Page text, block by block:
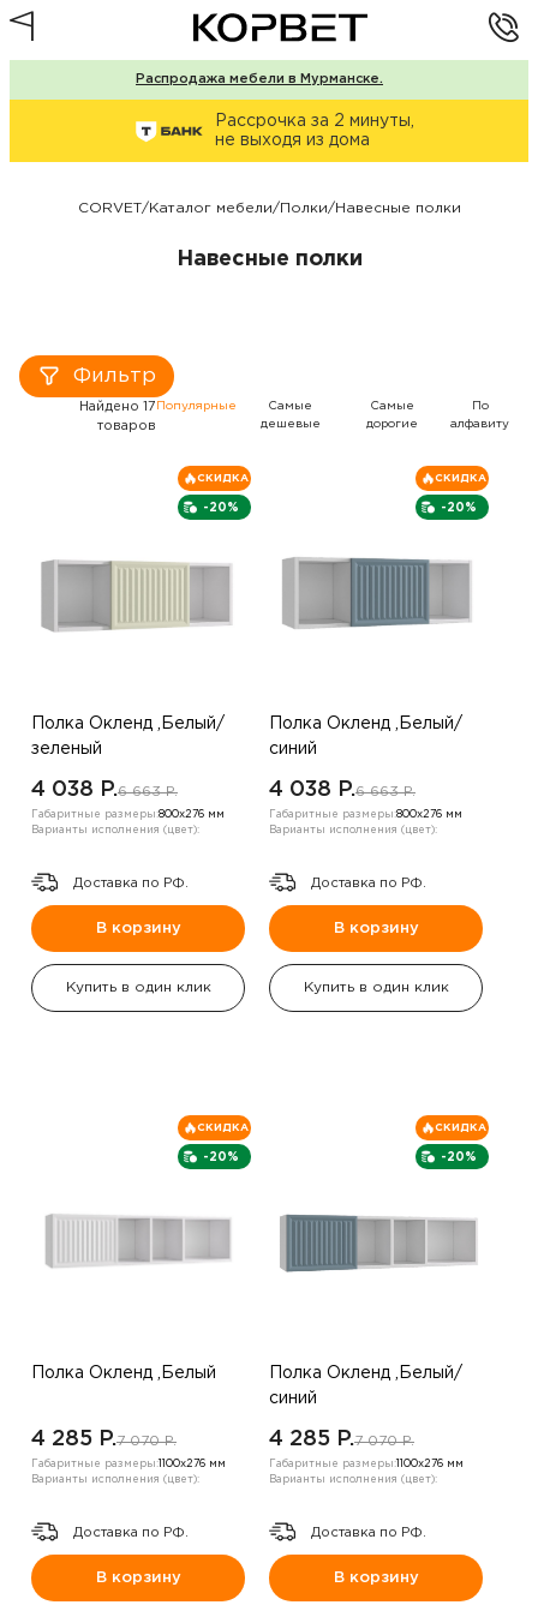
Распродажа мебели в Мурманске.
Рассрочка за 2 минуты,
не выходя из дома
CORVET/Каталог мебели/Полки/Навесные полки
Навесные полки
Фильтр
Найдено 17
товаров
Популярные
Самые
дешевые
Самые
дорогие
По
алфавиту
-20%
СКИДКА
Полка Окленд ,Белый/
зеленый
4 038 P.6 663 P.
Габаритные размеры:800х276 мм
Варианты исполнения (цвет):
Доставка по РФ.
В корзину
Купить в один клик
-20%
СКИДКА
Полка Окленд ,Белый/
синий
4 038 P.6 663 P.
Габаритные размеры:800х276 мм
Варианты исполнения (цвет):
Доставка по РФ.
В корзину
Купить в один клик
-20%
СКИДКА
Полка Окленд ,Белый
4 285 P.7 070 P.
Габаритные размеры: 1100х276 мм
Варианты исполнения (цвет):
Доставка по РФ.
В корзину
-20%
СКИДКА
Полка Окленд ,Белый/
синий
4 285 P.7 070 P.
Габаритные размеры: 1100х276 мм
Варианты исполнения (цвет):
Доставка по РФ.
В корзину